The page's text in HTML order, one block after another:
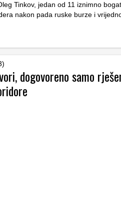
Tinkov, jedan od 11 iznimno
nakon pada ruske burze i
dogovoreno samo